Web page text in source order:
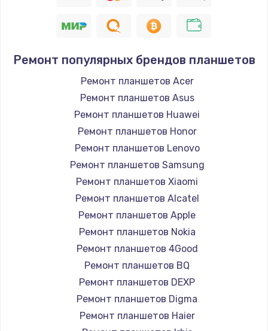
Ремонт популярных брендов планшетов
Ремонт планшетов Acer
Ремонт планшетов Asus
Ремонт планшетов Huawei
Ремонт планшетов Honor
Ремонт планшетов Lenovo
Ремонт планшетов Samsung
Ремонт планшетов Xiaomi
Ремонт планшетов Alcatel
Ремонт планшетов Apple
Ремонт планшетов Nokia
Ремонт планшетов 4Good
Ремонт планшетов BQ
Ремонт планшетов DEXP
Ремонт планшетов Digma
Ремонт планшетов Haier